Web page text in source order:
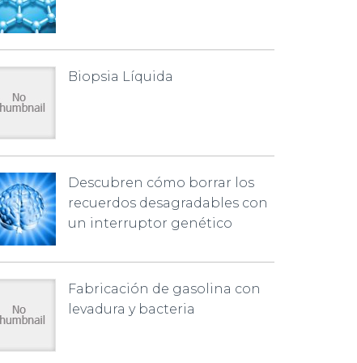
Biopsia Líquida
Descubren cómo borrar los
recuerdos desagradables con
un interruptor genético
Fabricación de gasolina con
levadura y bacteria